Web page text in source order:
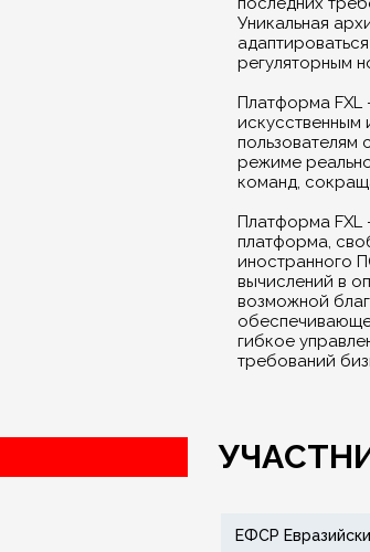
Уникальная
регуляторным
Платформа FXL
искусственным
пользователям
режиме
команд,
Платформа FXL
платформа,
иностранного
вычислений в
возможной
гибкое
требований
ЕФСР